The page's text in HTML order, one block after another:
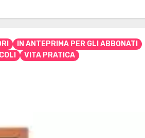
IN ANTEPRIMA PER GLI ABBONATI
VITA PRATICA